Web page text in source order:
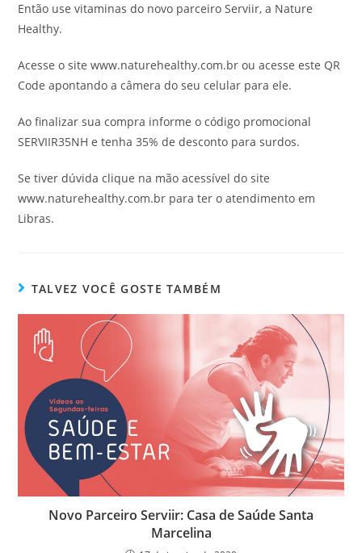
Então use vitaminas do novo parceiro Serviir, a Nature
Healthy.
Acesse o site www.naturehealthy.com.br ou acesse este QR
Code apontando a câmera do seu celular para ele.
Ao finalizar sua compra informe o código promocional
SERVIIR35NH e tenha 35% de desconto para surdos.
Se tiver dúvida clique na mão acessível do site
www.naturehealthy.com.br para ter o atendimento em
Libras.
TALVEZ VOCÊ GOSTE TAMBÉM
Novo Parceiro Serviir: Casa de Saúde Santa
Marcelina